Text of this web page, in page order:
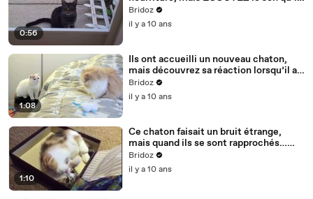
0:56
fait... Ça alors, je n’ai jamais rien
entendu de tel ?!
Bridoz
il y a 10 ans
1:08
Ils ont accueilli un nouveau chaton,
mais découvrez sa réaction lorsqu’il a
découvert le chat plus âgé... Oh mon
dieu !!
Bridoz
il y a 10 ans
1:10
Ce chaton faisait un bruit étrange,
mais quand ils se sont rapprochés…
Vraiment MIGNON !
Bridoz
il y a 10 ans